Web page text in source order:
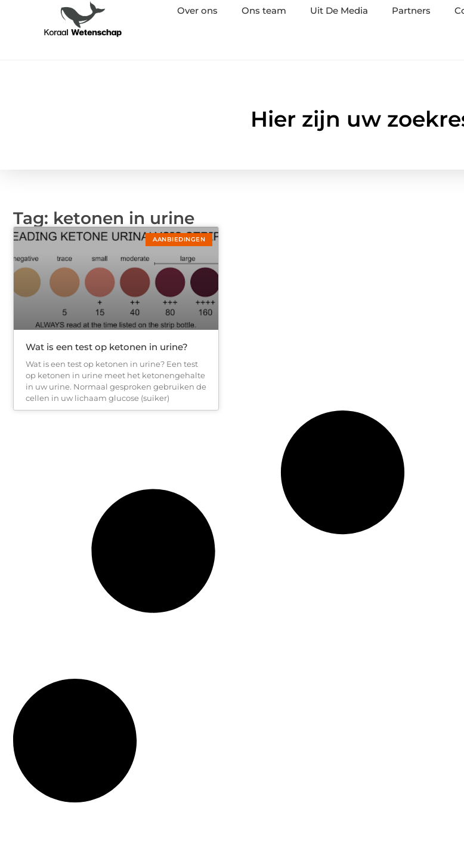
Over ons Ons team Uit De Media Partners
Hier zijn uw
Tag: ketonen in urine
AANBIEDINGEN
Wat is een test op ketonen in urine?
Wat is een test op ketonen in urine? Een test
op ketonen in urine meet het ketonengehalte
in uw urine. Normaal gesproken gebruiken de
cellen in uw lichaam glucose (suiker)